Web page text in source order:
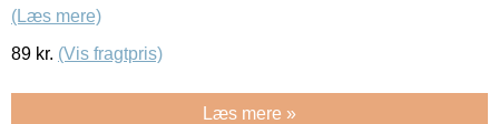
(Læs mere)
89 kr. (Vis fragtpris)
Læs mere »